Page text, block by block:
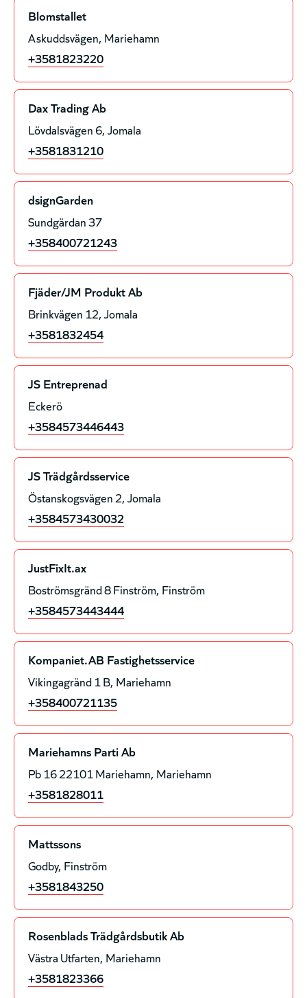
Blomstallet
Askuddsvägen Mariehamn
+3581823220
Dax Trading Ab
Lövdalsvägen 6 Jomala
+3581831210
dsignGarden
Sundgärdan 37
+358400721243
Fjäder/JM Produkt Ab
Brinkvägen 12 Jomala
+3581832454
JS Entreprenad
Eckerö
+3584573446443
JS Trädgårdsservice
Östanskogsvägen 2 Jomala
+3584573430032
JustFixIt.ax
Boströmsgränd 8 Finström Finström
+3584573443444
Kompaniet.AB Fastighetsservice
Vikingagränd 1 B Mariehamn
+358400721135
Mariehamns Parti Ab
Pb 16 22101 Mariehamn Mariehamn
+3581828011
Mattssons
Godby Finström
+3581843250
Rosenblads Trädgårdsbutik Ab
Västra Utfarten Mariehamn
+3581823366